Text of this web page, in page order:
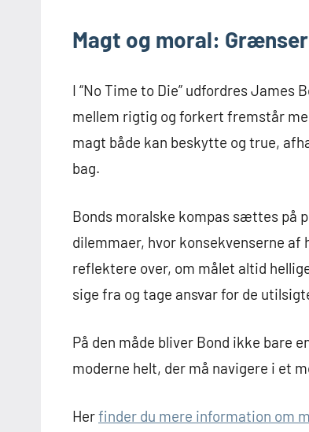
Magt og moral:
I “No Time to Die” udfordres
mellem rigtig og forkert fremstår
magt både kan beskytte og true,
bag.
Bonds moralske kompas sættes på
dilemmaer, hvor konsekvenserne
reflektere over, om målet altid
sige fra og tage ansvar for de
På den måde bliver Bond ikke bare
moderne helt, der må navigere i et
Herfinder du mere information om